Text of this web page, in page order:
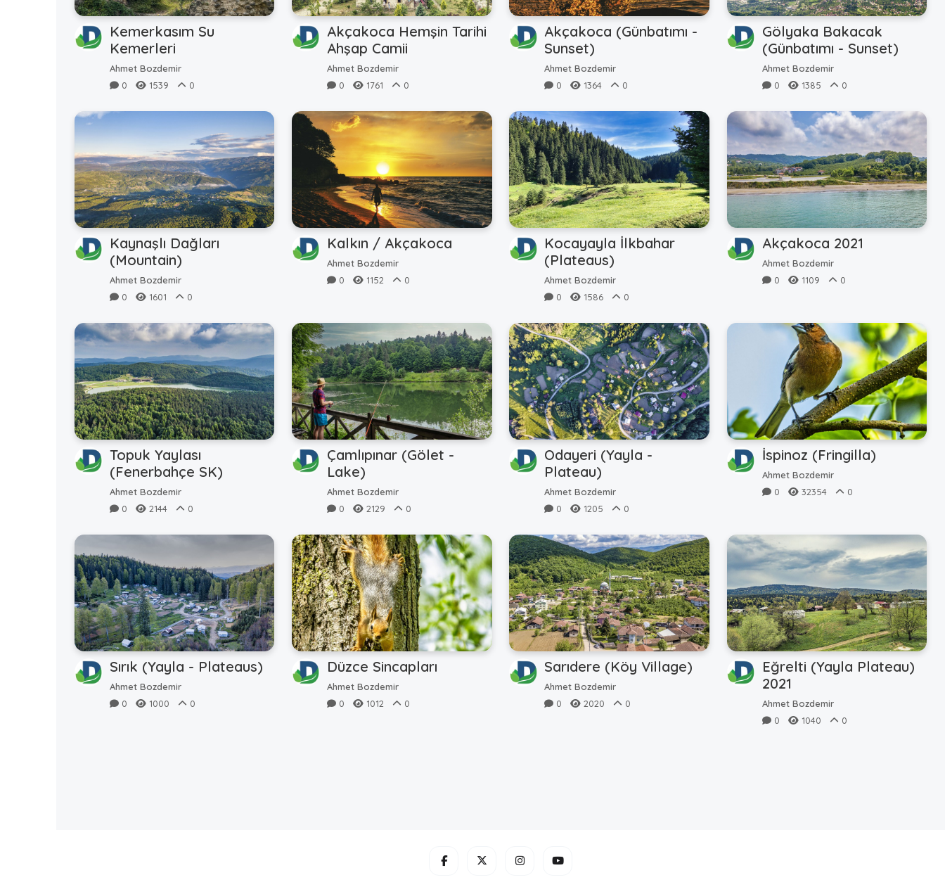
Kemerkasım Su
Kemerleri
Ahmet Bozdemir
0
1539 0
Akçakoca Hemşin Tarihi
Ahşap Camii
Ahmet Bozdemir
0
1761 0
Akçakoca (Günbatımı -
Sunset)
Ahmet Bozdemir
0
1364 0
Gölyaka Bakacak
(Günbatımı - Sunset)
Ahmet Bozdemir
0
1385 0
Kaynaşlı Dağları
(Mountain)
Ahmet Bozdemir
0
1601 0
Kalkın / Akçakoca
Ahmet Bozdemir
0
1152 0
Kocayayla İlkbahar
(Plateaus)
Ahmet Bozdemir
0
1586 0
Akçakoca 2021
Ahmet Bozdemir
0
1109 0
Topuk Yaylası
(Fenerbahçe SK)
Ahmet Bozdemir
0
2144 0
Çamlıpınar (Gölet -
Lake)
Ahmet Bozdemir
0
2129 0
Odayeri (Yayla -
Plateau)
Ahmet Bozdemir
0
1205 0
İspinoz (Fringilla)
Ahmet Bozdemir
0
32354 0
Sırık (Yayla - Plateaus)
Ahmet Bozdemir
0
1000 0
Düzce Sincapları
Ahmet Bozdemir
0
1012 0
Sarıdere (Köy Village)
Ahmet Bozdemir
0
2020 0
Eğrelti (Yayla Plateau)
2021
Ahmet Bozdemir
0
1040 0